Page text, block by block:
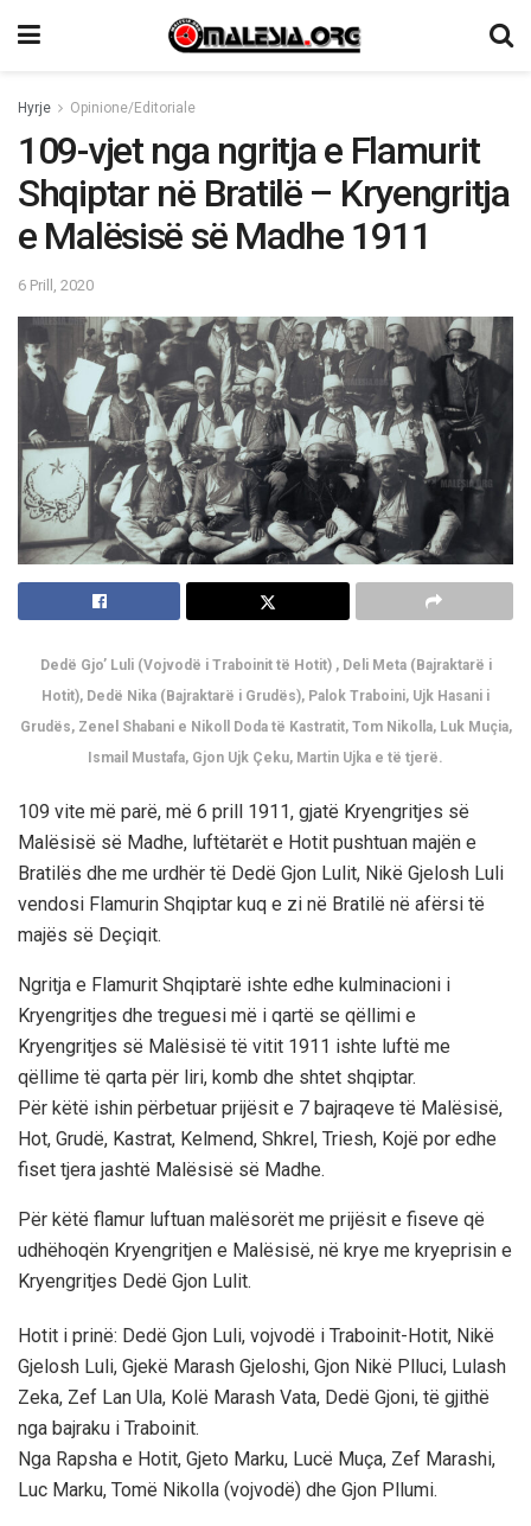
Hyrje Opinione/Editoriale
109-vjet nga ngritja e Flamurit
Shqiptar në Bratilë – Kryengritja
e Malësisë së Madhe 1911
6 Prill, 2020
Dedë Gjo’ Luli (Vojvodë i Traboinit të Hotit) , Deli Meta (Bajraktarë i
Hotit), Dedë Nika (Bajraktarë i Grudës), Palok Traboini, Ujk Hasani i
Grudës, Zenel Shabani e Nikoll Doda të Kastratit, Tom Nikolla, Luk Muçia,
Ismail Mustafa, Gjon Ujk Çeku, Martin Ujka e të tjerë.
109 vite më parë, më 6 prill 1911, gjatë Kryengritjes së
Malësisë së Madhe, luftëtarët e Hotit pushtuan majën e
Bratilës dhe me urdhër të Dedë Gjon Lulit, Nikë Gjelosh Luli
vendosi Flamurin Shqiptar kuq e zi në Bratilë në afërsi të
majës së Deçiqit.
Ngritja e Flamurit Shqiptarë ishte edhe kulminacioni i
Kryengritjes dhe treguesi më i qartë se qëllimi e
Kryengritjes së Malësisë të vitit 1911 ishte luftë me
qëllime të qarta për liri, komb dhe shtet shqiptar.
Për këtë ishin përbetuar prijësit e 7 bajraqeve të Malësisë,
Hot, Grudë, Kastrat, Kelmend, Shkrel, Triesh, Kojë por edhe
fiset tjera jashtë Malësisë së Madhe.
Për këtë flamur luftuan malësorët me prijësit e fiseve që
udhëhoqën Kryengritjen e Malësisë, në krye me kryeprisin e
Kryengritjes Dedë Gjon Lulit.
Hotit i prinë: Dedë Gjon Luli, vojvodë i Traboinit-Hotit, Nikë
Gjelosh Luli, Gjekë Marash Gjeloshi, Gjon Nikë Plluci, Lulash
Zeka, Zef Lan Ula, Kolë Marash Vata, Dedë Gjoni, të gjithë
nga bajraku i Traboinit.
Nga Rapsha e Hotit, Gjeto Marku, Lucë Muça, Zef Marashi,
Luc Marku, Tomë Nikolla (vojvodë) dhe Gjon Pllumi.